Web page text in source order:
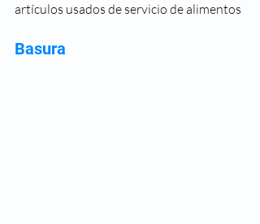
artículos usados ​​de servicio de alimentos
Basura